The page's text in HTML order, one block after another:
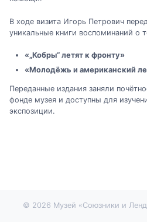
В ходе визита Игорь Петрович
уникальные книги воспоминаний о
«„Кобры“ летят к фронту»
«Молодёжь и американский
Переданные издания заняли
фонде музея и доступны для
экспозиции.
© 2026 Музей «Союзники и